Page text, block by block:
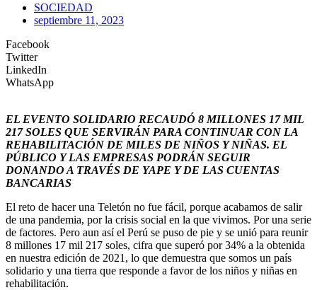
SOCIEDAD
septiembre 11, 2023
Facebook
Twitter
LinkedIn
WhatsApp
EL EVENTO SOLIDARIO RECAUDÓ 8 MILLONES 17 MIL
217 SOLES QUE SERVIRÁN PARA CONTINUAR CON LA
REHABILITACIÓN DE MILES DE NIÑOS Y NIÑAS. EL
PÚBLICO Y LAS EMPRESAS PODRÁN SEGUIR
DONANDO A TRAVÉS DE YAPE Y DE LAS CUENTAS
BANCARIAS
El reto de hacer una Teletón no fue fácil, porque acabamos de salir
de una pandemia, por la crisis social en la que vivimos. Por una serie
de factores. Pero aun así el Perú se puso de pie y se unió para reunir
8 millones 17 mil 217 soles, cifra que superó por 34% a la obtenida
en nuestra edición de 2021, lo que demuestra que somos un país
solidario y una tierra que responde a favor de los niños y niñas en
rehabilitación.